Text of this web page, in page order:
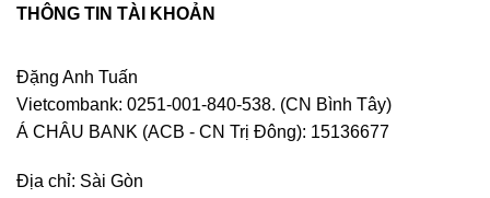
THÔNG TIN TÀI KHOẢN
Đặng Anh Tuấn
Vietcombank: 0251-001-840-538. (CN Bình Tây)
Á CHÂU BANK (ACB - CN Trị Đông): 15136677
Địa chỉ: Sài Gòn